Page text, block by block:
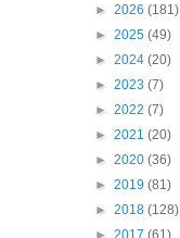
► 2026 (181)
► 2025 (49)
► 2024 (20)
► 2023 (7)
► 2022 (7)
► 2021 (20)
► 2020 (36)
► 2019 (81)
► 2018 (128)
► 2017 (61)